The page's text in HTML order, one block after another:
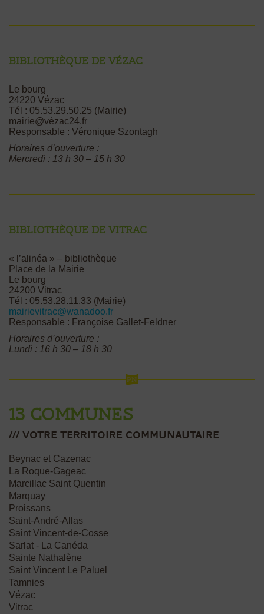
Bibliothèque de Vézac
Le bourg
24220 Vézac
Tél : 05.53.29.50.25 (Mairie)
mairie@vézac24.fr
Responsable : Véronique Szontagh
Horaires d’ouverture :
Mercredi : 13 h 30 – 15 h 30
Bibliothèque de Vitrac
« l’alinéa » – bibliothèque
Place de la Mairie
Le bourg
24200 Vitrac
Tél : 05.53.28.11.33 (Mairie)
mairievitrac@wanadoo.fr
Responsable : Françoise Gallet-Feldner
Horaires d’ouverture :
Lundi : 16 h 30 – 18 h 30
13 communes
/// votre Territoire communautaire
Beynac et Cazenac
La Roque-Gageac
Marcillac Saint Quentin
Marquay
Proissans
Saint-André-Allas
Saint Vincent-de-Cosse
Sarlat - La Canéda
Sainte Nathalène
Saint Vincent Le Paluel
Tamnies
Vézac
Vitrac